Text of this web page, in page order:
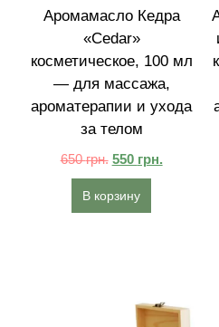
Аромамасло Кедра
«Cedar»
косметическое, 100 мл
— для массажа,
ароматерапии и ухода
за телом
650грн. 550 грн.
В корзину